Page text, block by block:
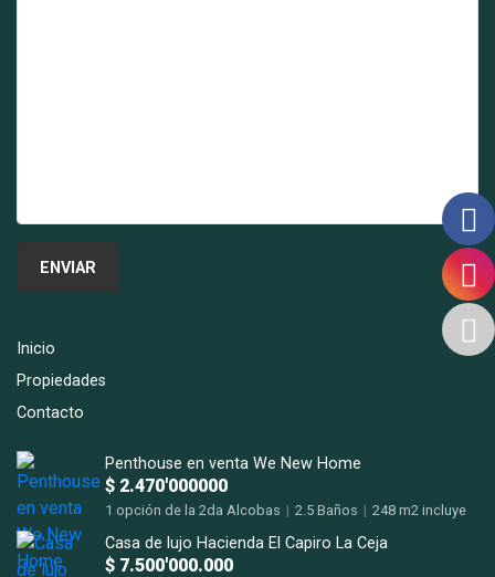
Inicio
Propiedades
Contacto
Penthouse en venta We New Home
$ 2.470'000000
1 opción de la 2da Alcobas | 2.5 Baños | 248 m2 incluye
Casa de lujo Hacienda El Capiro La Ceja
$ 7.500'000.000